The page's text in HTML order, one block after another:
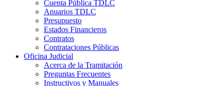
Cuenta Pública TDLC
Anuarios TDLC
Presupuesto
Estados Financieros
Contratos
Contrataciones Públicas
Oficina Judicial
Acerca de la Tramitación
Preguntas Frecuentes
Instructivos y Manuales